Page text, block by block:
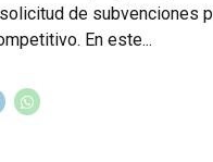
de subvenciones
En este...